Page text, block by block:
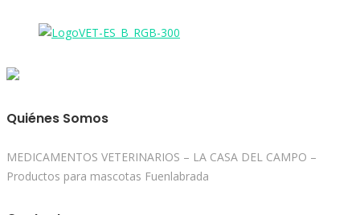
Quiénes Somos
MEDICAMENTOS VETERINARIOS – LA CASA DEL CAMPO –
Productos para mascotas Fuenlabrada